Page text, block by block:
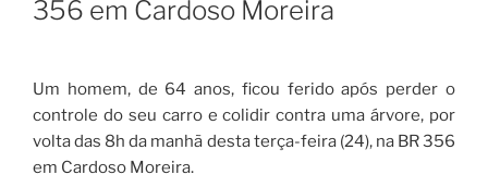
356 em Cardoso Moreira
Um homem, de 64 anos, ficou ferido após perder o
controle do seu carro e colidir contra uma árvore, por
volta das 8h da manhã desta terça-feira (24), na BR 356
em Cardoso Moreira.